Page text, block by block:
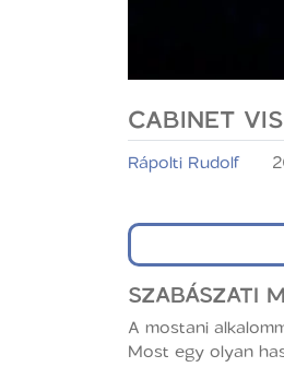
CABINET
Rápolti Rudolf
SZABÁSZATI
A mostani
Most egy olyan